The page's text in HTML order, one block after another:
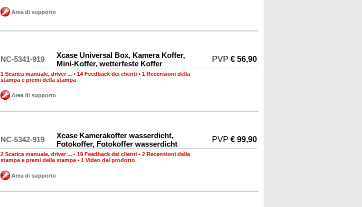
Area di supporto
NC-5341-919
Xcase Universal Box, Kamera Koffer,
Mini-Koffer, wetterfeste Koffer
PVP € 56,90
1 Scarica manuale, driver ... • 14 Feedback dei clienti • 1 Recensioni della
stampa e premi della stampa
Area di supporto
NC-5342-919
Xcase Kamerakoffer wasserdicht,
Fotokoffer, Fotokoffer wasserdicht
PVP € 99,90
2 Scarica manuale, driver ... • 19 Feedback dei clienti • 2 Recensioni della
stampa e premi della stampa • 1 Video del prodotto
Area di supporto